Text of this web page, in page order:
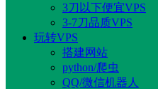
3刀以下便宜VPS
3-7刀品质VPS
玩转VPS
搭建网站
python/爬虫
QQ/微信机器人